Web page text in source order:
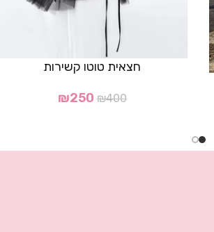
חצאית טוטו קשירות
₪400
₪250